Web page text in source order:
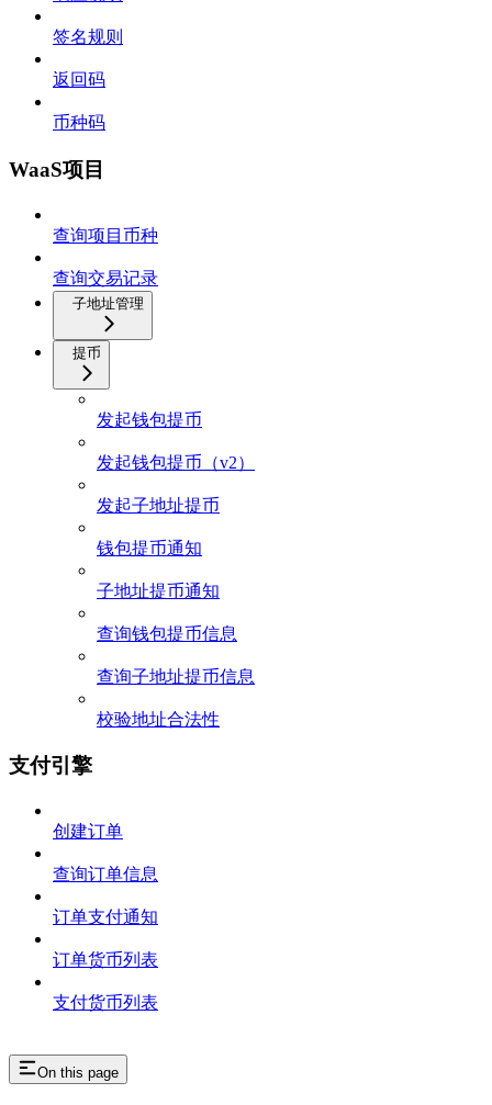
签名规则
返回码
币种码
WaaS项目
查询项目币种
查询交易记录
子地址管理
提币
发起钱包提币
发起钱包提币（v2）
发起子地址提币
钱包提币通知
子地址提币通知
查询钱包提币信息
查询子地址提币信息
校验地址合法性
支付引擎
创建订单
查询订单信息
订单支付通知
订单货币列表
支付货币列表
On this page